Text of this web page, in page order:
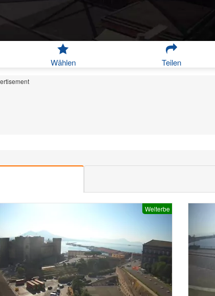
Wählen Teilen
Welterbe